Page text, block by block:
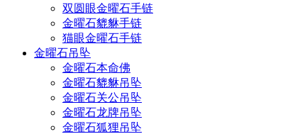
双圆眼金曜石手链
金曜石貔貅手链
猫眼金曜石手链
金曜石吊坠
金曜石本命佛
金曜石貔貅吊坠
金曜石关公吊坠
金曜石龙牌吊坠
金曜石狐狸吊坠